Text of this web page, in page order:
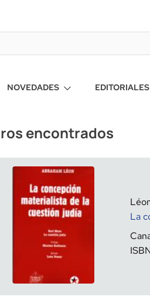
NOVEDADES EDITORIALES
encontrados
La